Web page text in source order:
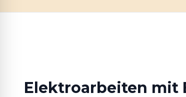
Elektroarbeiten mit